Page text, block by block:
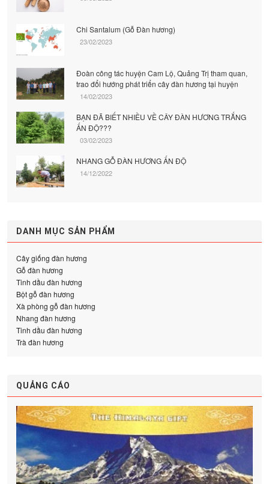
Chi Santalum (Gỗ Đàn hương)
23/02/2023
Đoàn công tác huyện Cam Lộ, Quảng Trị tham quan,
trao đổi hướng phát triển cây đàn hương tại huyện
14/02/2023
BẠN ĐÃ BIẾT NHIỀU VỀ CÂY ĐÀN HƯƠNG TRẮNG
ẤN ĐỘ???
03/02/2023
NHANG GỖ ĐÀN HƯƠNG ẤN ĐỘ
14/12/2022
DANH MỤC SẢN PHẨM
Cây giống đàn hương
Gỗ đàn hương
Tinh dầu đàn hương
Bột gỗ đàn hương
Xà phòng gỗ đàn hương
Nhang đàn hương
Tinh dầu đàn hương
Trà đàn hương
QUẢNG CÁO